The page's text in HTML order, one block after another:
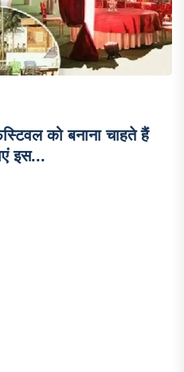
को बनाना चाहते हैं
इस...